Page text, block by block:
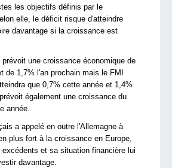
les objectifs définis par le
elle, le déficit risque d'atteindre
davantage si la croissance est
prévoit une croissance économique de
de 1,7% l'an prochain mais le FMI
que 0,7% cette année et 1,4%
également une croissance du
année.
a appelé en outre l'Allemagne à
plus fort à la croissance en Europe,
et sa situation financière lui
davantage.